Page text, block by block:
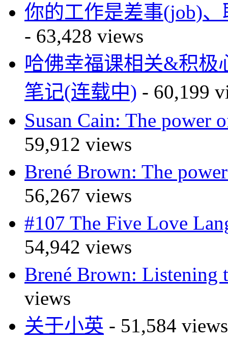
你的工作是差事(job)、
- 63,428 views
哈佛幸福课相关&积极
笔记(连载中) - 60,199
Susan Cain: The
59,912 views
Brené Brown: The
56,267 views
#107 The Five Love
54,942 views
Brené Brown: Listening
views
关于小英 - 51,584 views